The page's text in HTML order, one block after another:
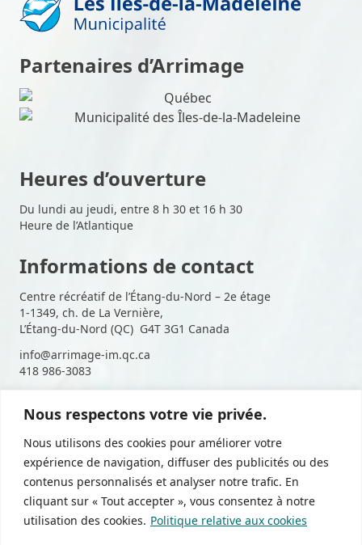
Nous respectons votre vie privée.
Nous utilisons des cookies pour améliorer votre
expérience de navigation, diffuser des publicités ou des
contenus personnalisés et analyser notre trafic. En
cliquant sur « Tout accepter », vous consentez à notre
utilisation des cookies. Politique relative aux cookies
Partenaires d’Arrimage
Heures d’ouverture
Du lundi au jeudi, entre 8 h 30 et 16 h 30
Heure de l’Atlantique
Informations de contact
Centre récréatif de l’Étang-du-Nord – 2e étage
1-1349, ch. de La Vernière,
L’Étang-du-Nord (QC) G4T 3G1 Canada
info@arrimage-im.qc.ca
418 986-3083
Suivez-nous sur les médias
sociaux